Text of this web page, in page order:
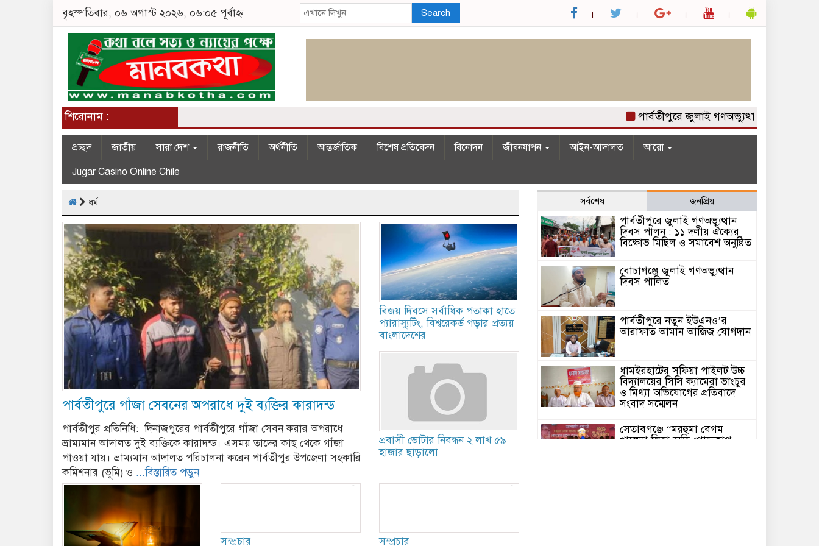
বৃহস্পতিবার, ০৬ অগাস্ট ২০২৬, ০৬:০৫ পূর্বাহ্ন Search
শিরোনাম : পার্বতীপুরে জুলাই গণঅভ্যুত্থান দিবস পালন :
প্রচ্ছদ জাতীয় সারা দেশ রাজনীতি অর্থনীতি আন্তর্জাতিক বিশেষ প্রতিবেদন বিনোদন জীবনযাপন আইন-আদালত
আরো
Jugar Casino Online Chile
ধর্ম
পার্বতীপুরে গাঁজা সেবনের অপরাধে দুই ব্যক্তির কারাদন্ড
পার্বতীপুর প্রতিনিধি: দিনাজপুরের পার্বতীপুরে গাঁজা সেবন করার অপরাধে
ভ্রাম্যমান আদালত দুই ব্যক্তিকে কারাদন্ড। এসময় তাদের কাছ থেকে গাঁজা
পাওয়া যায়। ভ্রাম্যমান আদালত পরিচালনা করেন পার্বতীপুর উপজেলা সহকারি
কমিশনার (ভূমি) ও ...বিস্তারিত পড়ুন
বিজয় দিবসে সর্বাধিক পতাকা হাতে
প্যারাস্যুটিং, বিশ্বরেকর্ড গড়ার প্রত্যয়
বাংলাদেশের
প্রবাসী ভোটার নিবন্ধন ২ লাখ ৫৯
হাজার ছাড়ালো
সম্প্রচার সম্প্রচার
সর্বশেষ জনপ্রিয়
পার্বতীপুরে জুলাই গণঅভ্যুত্থান
দিবস পালন : ১১ দলীয় ঐক্যের
বিক্ষোভ মিছিল ও সমাবেশ অনুষ্ঠিত
বোচাগঞ্জে জুলাই গণঅভ্যুত্থান
দিবস পালিত
পার্বতীপুরে নতুন ইউএনও’র
আরাফাত আমান আজিজ যোগদান
ধামইরহাটের সফিয়া পাইলট উচ্চ
বিদ্যালয়ের সিসি ক্যামেরা ভাংচুর
ও মিথ্যা অভিযোগের প্রতিবাদে
সংবাদ সম্মেলন
সেতাবগঞ্জে “মরহুমা বেগম
খালেদা জিয়া স্মৃতি গোল্ডকাপ